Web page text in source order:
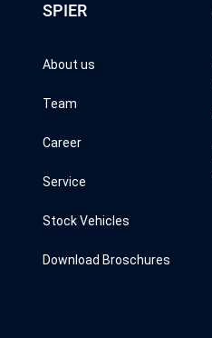
SPIER
About us
Team
Career
Service
Stock Vehicles
Download Broschures